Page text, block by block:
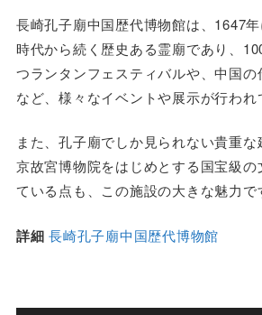
長崎孔子廟中国歴代博物館は、1647
時代から続く歴史ある霊廟であり、
つランタンフェスティバルや、中国
など、様々なイベントや展示が行われ
また、孔子廟でしか見られない貴重
京故宮博物院をはじめとする国宝級
ている点も、この施設の大きな魅力で
詳細 長崎孔子廟中国歴代博物館